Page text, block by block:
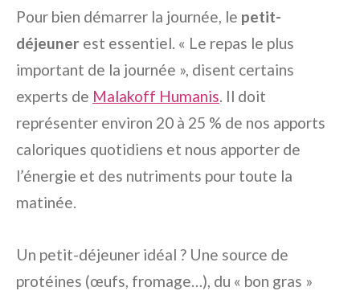
Pour bien démarrer la journée, le petit-
déjeuner est essentiel. « Le repas le plus
important de la journée », disent certains
experts de Malakoff Humanis. Il doit
représenter environ 20 à 25 % de nos apports
caloriques quotidiens et nous apporter de
l’énergie et des nutriments pour toute la
matinée.
Un petit-déjeuner idéal ? Une source de
protéines (œufs, fromage…), du « bon gras »